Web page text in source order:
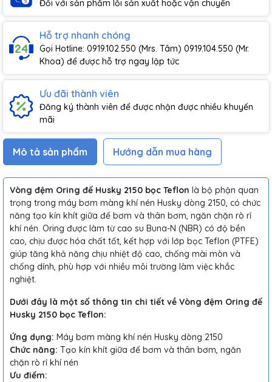
Đối với sản phẩm lỗi sản xuất hoặc vận chuyển
Hỗ trợ nhanh chóng
Gọi Hotline: 0919.102.550 (Mrs. Tâm) 0919.104.550 (Mr.
Khoa) để được hỗ trợ ngay lập tức
Ưu đãi thành viên
Đăng ký thành viên để được nhận được nhiều khuyến
mãi
Mô tả sản phẩm Hướng dẫn mua hàng
Vòng đệm Oring đế Husky 2150 bọc Teflon là bộ phận quan
trọng trong máy bơm màng khí nén Husky dòng 2150, có chức
năng tạo kín khít giữa đế bơm và thân bơm, ngăn chặn rò rỉ
khí nén. Oring được làm từ cao su Buna-N (NBR) có độ bền
cao, chịu được hóa chất tốt, kết hợp với lớp bọc Teflon (PTFE)
giúp tăng khả năng chịu nhiệt độ cao, chống mài mòn và
chống dính, phù hợp với nhiều môi trường làm việc khắc
nghiệt.
Dưới đây là một số thông tin chi tiết về Vòng đệm Oring đế
Husky 2150 bọc Teflon:
Ứng dụng: Máy bơm màng khí nén Husky dòng 2150
Chức năng: Tạo kín khít giữa đế bơm và thân bơm, ngăn
chặn rò rỉ khí nén
Ưu điểm: